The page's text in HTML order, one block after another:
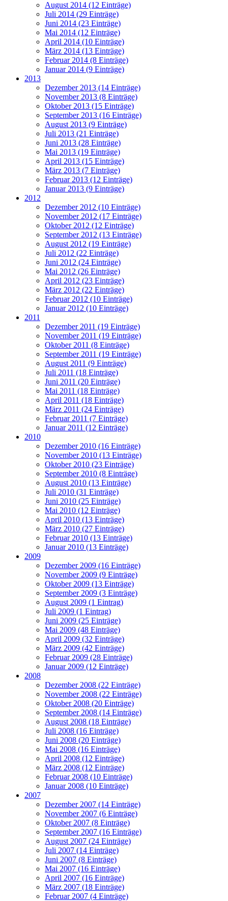
August 2014 (12 Einträge)
Juli 2014 (29 Einträge)
Juni 2014 (23 Einträge)
Mai 2014 (12 Einträge)
April 2014 (10 Einträge)
März 2014 (13 Einträge)
Februar 2014 (8 Einträge)
Januar 2014 (9 Einträge)
2013
Dezember 2013 (14 Einträge)
November 2013 (8 Einträge)
Oktober 2013 (15 Einträge)
September 2013 (16 Einträge)
August 2013 (9 Einträge)
Juli 2013 (21 Einträge)
Juni 2013 (28 Einträge)
Mai 2013 (19 Einträge)
April 2013 (15 Einträge)
März 2013 (7 Einträge)
Februar 2013 (12 Einträge)
Januar 2013 (9 Einträge)
2012
Dezember 2012 (10 Einträge)
November 2012 (17 Einträge)
Oktober 2012 (12 Einträge)
September 2012 (13 Einträge)
August 2012 (19 Einträge)
Juli 2012 (22 Einträge)
Juni 2012 (24 Einträge)
Mai 2012 (26 Einträge)
April 2012 (23 Einträge)
März 2012 (22 Einträge)
Februar 2012 (10 Einträge)
Januar 2012 (10 Einträge)
2011
Dezember 2011 (19 Einträge)
November 2011 (19 Einträge)
Oktober 2011 (8 Einträge)
September 2011 (19 Einträge)
August 2011 (9 Einträge)
Juli 2011 (18 Einträge)
Juni 2011 (20 Einträge)
Mai 2011 (18 Einträge)
April 2011 (18 Einträge)
März 2011 (24 Einträge)
Februar 2011 (7 Einträge)
Januar 2011 (12 Einträge)
2010
Dezember 2010 (16 Einträge)
November 2010 (13 Einträge)
Oktober 2010 (23 Einträge)
September 2010 (8 Einträge)
August 2010 (13 Einträge)
Juli 2010 (31 Einträge)
Juni 2010 (25 Einträge)
Mai 2010 (12 Einträge)
April 2010 (13 Einträge)
März 2010 (27 Einträge)
Februar 2010 (13 Einträge)
Januar 2010 (13 Einträge)
2009
Dezember 2009 (16 Einträge)
November 2009 (9 Einträge)
Oktober 2009 (13 Einträge)
September 2009 (3 Einträge)
August 2009 (1 Eintrag)
Juli 2009 (1 Eintrag)
Juni 2009 (25 Einträge)
Mai 2009 (48 Einträge)
April 2009 (32 Einträge)
März 2009 (42 Einträge)
Februar 2009 (28 Einträge)
Januar 2009 (12 Einträge)
2008
Dezember 2008 (22 Einträge)
November 2008 (22 Einträge)
Oktober 2008 (20 Einträge)
September 2008 (14 Einträge)
August 2008 (18 Einträge)
Juli 2008 (16 Einträge)
Juni 2008 (20 Einträge)
Mai 2008 (16 Einträge)
April 2008 (12 Einträge)
März 2008 (12 Einträge)
Februar 2008 (10 Einträge)
Januar 2008 (10 Einträge)
2007
Dezember 2007 (14 Einträge)
November 2007 (6 Einträge)
Oktober 2007 (8 Einträge)
September 2007 (16 Einträge)
August 2007 (24 Einträge)
Juli 2007 (14 Einträge)
Juni 2007 (8 Einträge)
Mai 2007 (16 Einträge)
April 2007 (16 Einträge)
März 2007 (18 Einträge)
Februar 2007 (4 Einträge)